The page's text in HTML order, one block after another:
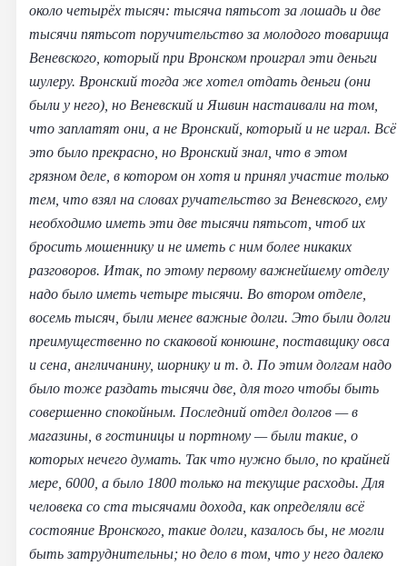
около четырёх тысяч: тысяча пятьсот за лошадь и две
тысячи пятьсот поручительство за молодого товарища
Веневского, который при Вронском проиграл эти деньги
шулеру. Вронский тогда же хотел отдать деньги (они
были у него), но Веневский и Яшвин настаивали на том,
что заплатят они, а не Вронский, который и не играл. Всё
это было прекрасно, но Вронский знал, что в этом
грязном деле, в котором он хотя и принял участие только
тем, что взял на словах ручательство за Веневского, ему
необходимо иметь эти две тысячи пятьсот, чтоб их
бросить мошеннику и не иметь с ним более никаких
разговоров. Итак, по этому первому важнейшему отделу
надо было иметь четыре тысячи. Во втором отделе,
восемь тысяч, были менее важные долги. Это были долги
преимущественно по скаковой конюшне, поставщику овса
и сена, англичанину, шорнику и т. д. По этим долгам надо
было тоже раздать тысячи две, для того чтобы быть
совершенно спокойным. Последний отдел долгов — в
магазины, в гостиницы и портному — были такие, о
которых нечего думать. Так что нужно было, по крайней
мере, 6000, а было 1800 только на текущие расходы. Для
человека со ста тысячами дохода, как определяли всё
состояние Вронского, такие долги, казалось бы, не могли
быть затруднительны; но дело в том, что у него далеко